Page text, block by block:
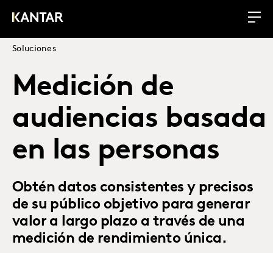
Soluciones
Medición de
audiencias basada
en las personas
Obtén datos consistentes y precisos
de su público objetivo para generar
valor a largo plazo a través de una
medición de rendimiento única.